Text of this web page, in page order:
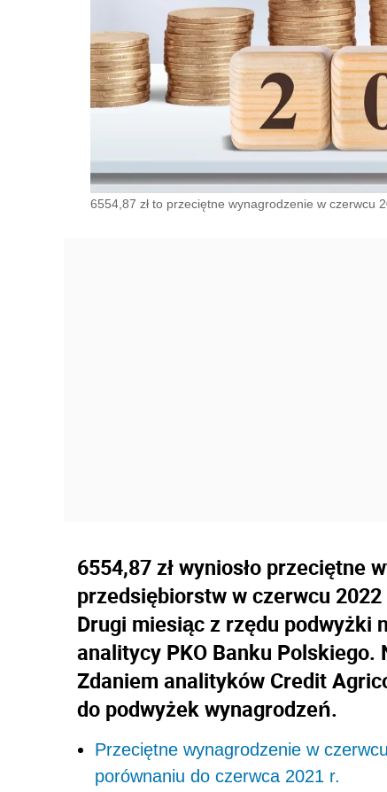
6554,87 zł to przeciętne wynagrodzenie w czerwcu
6554,87 zł wyniosło przeciętne
przedsiębiorstw w czerwcu 2022
Drugi miesiąc z rzędu podwyżki
analitycy PKO Banku Polskiego.
Zdaniem analityków Credit
do podwyżek wynagrodzeń.
Przeciętne wynagrodzenie w
porównaniu do czerwca 2021 r.